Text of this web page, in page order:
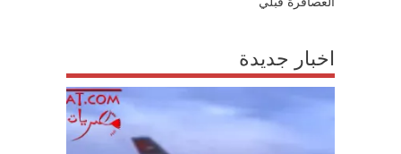
اخبار جديدة